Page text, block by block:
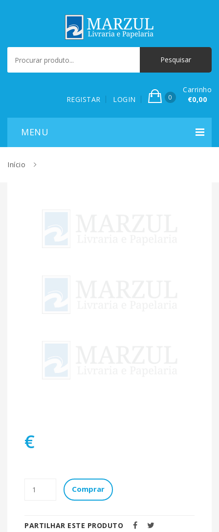
REGISTAR LOGIN 0
Carrinho
€0,00
Início
€
Comprar
PARTILHAR ESTE PRODUTO